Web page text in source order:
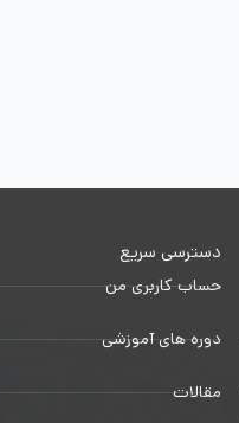
دسترسی سریع
حساب کاربری من
دوره های آموزشی
مقالات